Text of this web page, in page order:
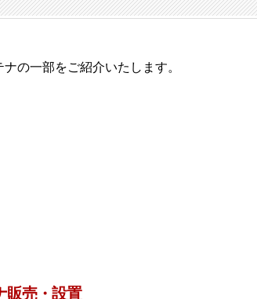
の一部をご紹介いたします。
販売・設置